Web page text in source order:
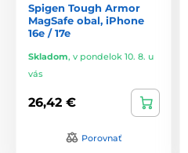
Spigen Tough Armor
MagSafe obal, iPhone
16e / 17e
Skladom, v pondelok 10. 8. u
vás
26,42 €
Porovnať